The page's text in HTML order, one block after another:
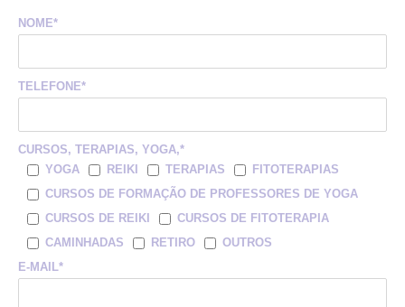
NOME*
TELEFONE*
CURSOS, TERAPIAS, YOGA,*
YOGA
REIKI TERAPIAS
FITOTERAPIAS
CURSOS DE FORMAÇÃO DE PROFESSORES DE YOGA
CURSOS DE REIKI
CURSOS DE FITOTERAPIA
CAMINHADAS
RETIRO
OUTROS
E-MAIL*